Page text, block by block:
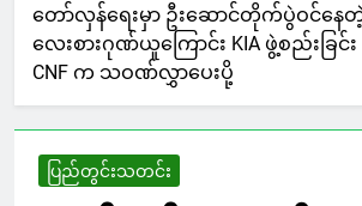
တော်လှန်ရေးမှာ ဦးဆောင်တိုက်ပွဲဝင်နေတဲ့
လေးစားဂုဏ်ယူကြောင်း KIA ဖွဲ့စည်းခြင်
CNF က သဝဏ်လွှာပေးပို့
ပြည်တွင်းသတင်း